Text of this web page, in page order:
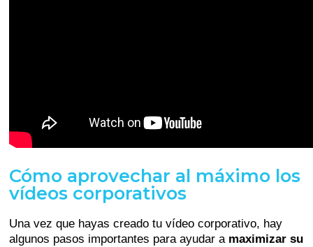
Cómo aprovechar al máximo los
vídeos corporativos
Una vez que hayas creado tu vídeo corporativo, hay
algunos pasos importantes para ayudar a maximizar su